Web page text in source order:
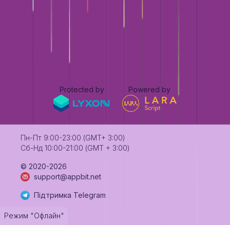
Protected by Powered by
Пн-Пт 9:00-23:00 (GMT+ 3:00)
Сб-Нд 10:00-21:00 (GMT + 3:00)
©️ 2020-2026
support@appbit.net
Підтримка Telegram
Режим "Офлайн"